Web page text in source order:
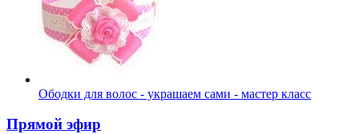
Ободки для волос - украшаем сами - мастер класс
Прямой эфир